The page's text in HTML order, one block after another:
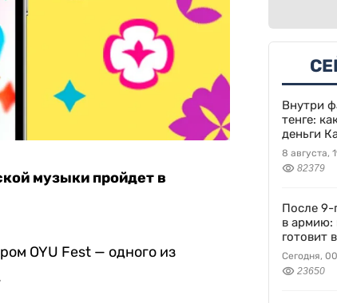
музыки пройдет в
OYU Fest — одного из
Внутри
тенге:
деньги
8 августа,
82379
После 9-
в армию:
готовит
колледж
Сегодня,
23650